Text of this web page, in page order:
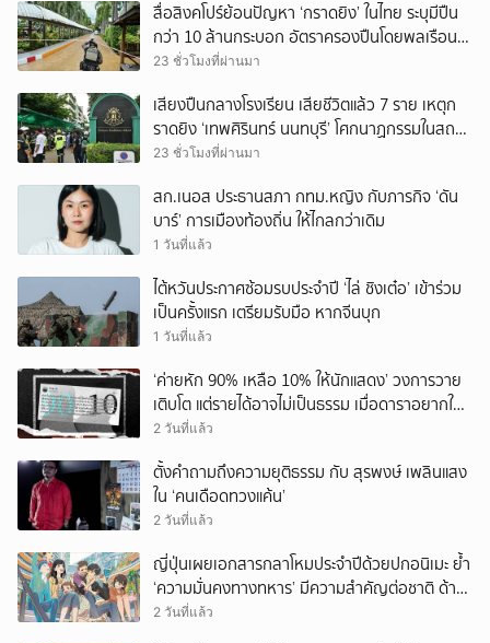
สื่อสิงคโปร์ย้อนปัญหา ‘กราดยิง’ ในไทย ระบุมีปืน
กว่า 10 ล้านกระบอก อัตราครองปืนโดยพลเรือน
สูงที่สุดในภูมิภาค
23 ชั่วโมงที่ผ่านมา
เสียงปืนกลางโรงเรียน เสียชีวิตแล้ว 7 ราย เหตุก
ราดยิง ‘เทพศิรินทร์ นนทบุรี’ โศกนาฏกรรมในสถาน
ศึกษา ครั้งที่ 2 ในรอบปี
23 ชั่วโมงที่ผ่านมา
สก.เนอส ประธานสภา กทม.หญิง กับภารกิจ ‘ดัน
บาร์’ การเมืองท้องถิ่น ให้ไกลกว่าเดิม
1 วันที่แล้ว
ไต้หวันประกาศซ้อมรบประจำปี ‘ไล่ ชิงเต๋อ’ เข้าร่วม
เป็นครั้งแรก เตรียมรับมือ หากจีนบุก
1 วันที่แล้ว
‘ค่ายหัก 90% เหลือ 10% ให้นักแสดง’ วงการวาย
เติบโต แต่รายได้อาจไม่เป็นธรรม เมื่อดาราอยากให้มี
‘สัญญามาตรฐาน’
2 วันที่แล้ว
ตั้งคำถามถึงความยุติธรรม กับ สุรพงษ์ เพลินแสง
ใน ‘คนเดือดทวงแค้น’
2 วันที่แล้ว
ญี่ปุ่นเผยเอกสารกลาโหมประจำปีด้วยปกอนิเมะ ย้ำ
‘ความมั่นคงทางทหาร’ มีความสำคัญต่อชาติ ด้าน
จีนเตือน ขออย่าซ้ำรอยประวัติศาสตร์
2 วันที่แล้ว